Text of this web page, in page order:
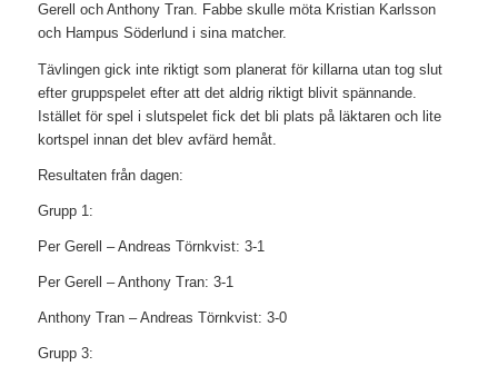
Gerell och Anthony Tran. Fabbe skulle möta Kristian Karlsson
och Hampus Söderlund i sina matcher.
Tävlingen gick inte riktigt som planerat för killarna utan tog slut
efter gruppspelet efter att det aldrig riktigt blivit spännande.
Istället för spel i slutspelet fick det bli plats på läktaren och lite
kortspel innan det blev avfärd hemåt.
Resultaten från dagen:
Grupp 1:
Per Gerell – Andreas Törnkvist: 3-1
Per Gerell – Anthony Tran: 3-1
Anthony Tran – Andreas Törnkvist: 3-0
Grupp 3: